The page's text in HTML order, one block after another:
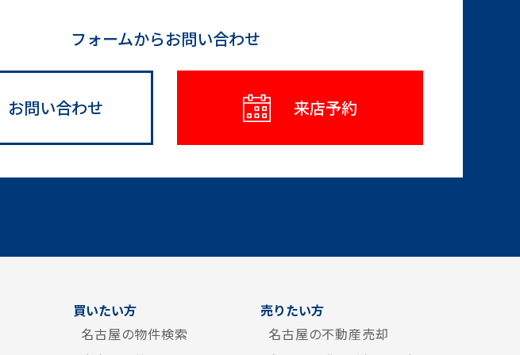
フォームからお問い合わせ
お問い合わせ 来店予約
買いたい方
名古屋の物件検索
売りたい方
名古屋の不動産売却